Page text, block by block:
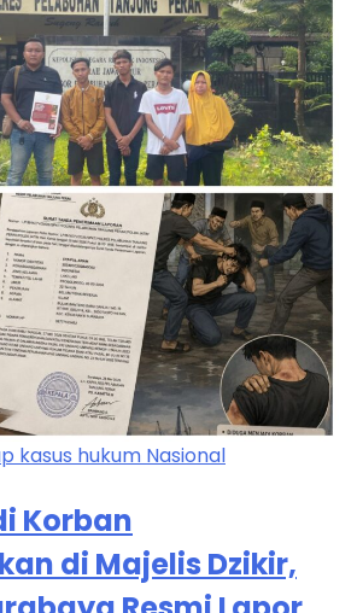
kasus hukum Nasional
Korban
di Majelis Dzikir,